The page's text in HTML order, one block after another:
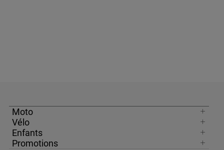
Moto
Vélo
Enfants
Promotions